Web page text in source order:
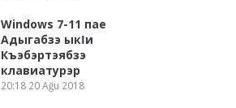
Windows 7-11 пае
Адыгабзэ ыкӏи
Къэбэртэябзэ
клавиатурэр
20:18 20 Ağu 2018